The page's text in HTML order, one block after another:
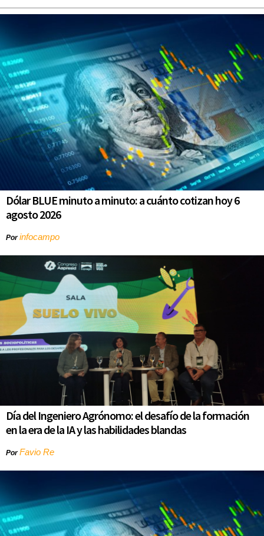
Dólar BLUE minuto a minuto: a cuánto cotizan hoy 6
agosto 2026
Porinfocampo
Día del Ingeniero Agrónomo: el desafío de la formación
en la era de la IA y las habilidades blandas
PorFavio Re